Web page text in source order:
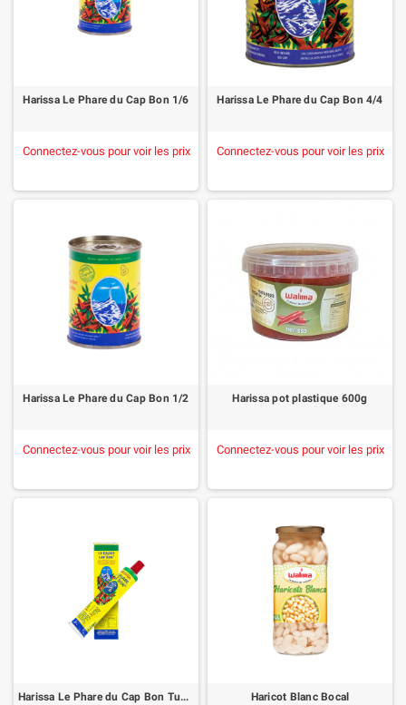
Harissa Le Phare du Cap Bon 1/6
Connectez-vous pour voir les prix
Harissa Le Phare du Cap Bon 4/4
Connectez-vous pour voir les prix
Harissa Le Phare du Cap Bon 1/2
Connectez-vous pour voir les prix
Harissa pot plastique 600g
Connectez-vous pour voir les prix
Harissa Le Phare du Cap Bon Tube 70g Haricot Blanc Bocal